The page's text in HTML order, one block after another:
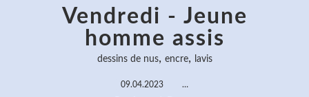
Vendredi - Jeune
homme assis
dessins de nus, encre, lavis
09.04.2023 …